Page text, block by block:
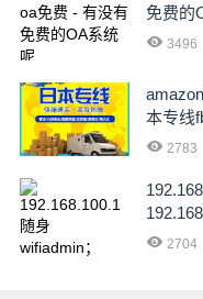
免费的
3496
本专线
2783
录器2704